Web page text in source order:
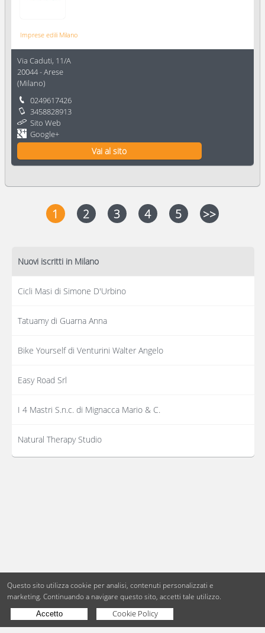
Imprese edili Milano
Via Caduti, 11/A
20044-Arese
(Milano)
0249617426
3458828913
Sito Web
Google+
Vai al sito
1 2 3 4 5 >>
Nuovi iscritti in Milano
Cicli Masi di Simone D'Urbino
Tatuamy di Guarna Anna
Bike Yourself di Venturini Walter Angelo
Easy Road Srl
I 4 Mastri S.n.c. di Mignacca Mario & C.
Natural Therapy Studio
Copyright © BdueB Srl PI 07755110967 Privacy Utilizzo dei cookie
Questo sito utilizza cookie per analisi, contenuti personalizzati e
marketing. Continuando a navigare questo sito, accetti tale utilizzo.
Accetto Cookie Policy